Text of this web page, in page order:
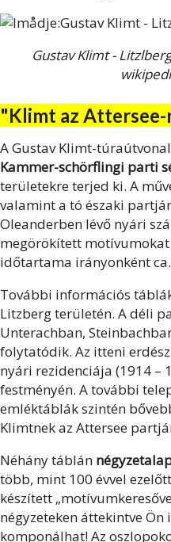
Gustav Klimt -
"Klimt az
A Gustav Klimt-túraútvonal
Kammer-schörflingi parti
területekre terjed ki. A
valamint a tó északi
Oleanderben lévő nyári
megörökített
időtartama irányonként
További információs
Litzberg területén. A déli
Unterachban,
folytatódik. Az itteni
nyári rezidenciája (1914 –
festményén. A további
emléktáblák szintén
Klimtnek az Attersee
Néhány táblán
több, mint 100 évvel
készített
négyzeteken áttekintve
komponálhat! Az